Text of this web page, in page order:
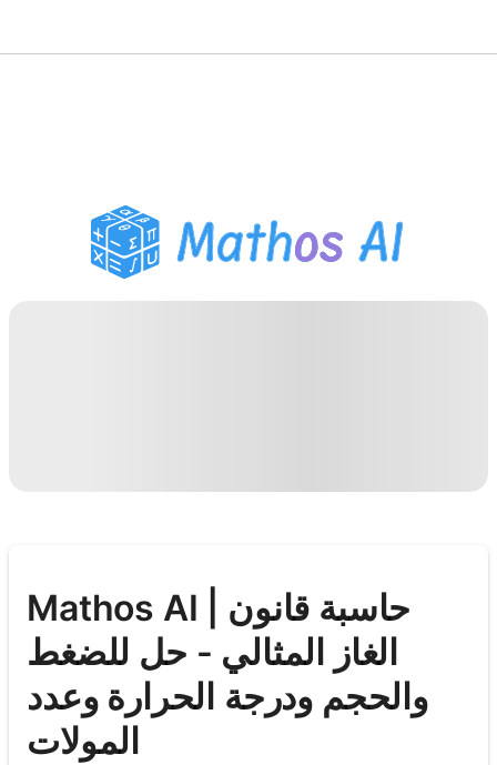
مساعد واجبات PDF
أدوات الدراسة
Mathos AI | حاسبة قانون
الغاز المثالي - حل للضغط
والحجم ودرجة الحرارة وعدد
المولات